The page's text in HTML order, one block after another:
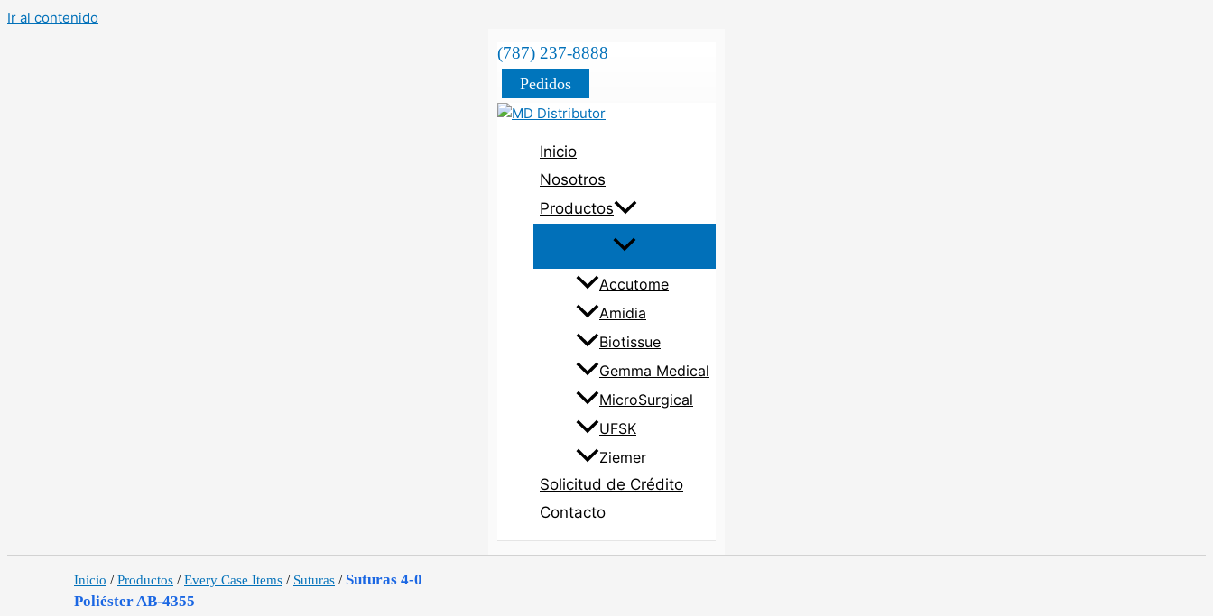
Ir al contenido
(787) 237-8888
Pedidos
Inicio
Nosotros
Productos
Accutome
Amidia
Biotissue
Gemma Medical
MicroSurgical
UFSK
Ziemer
Solicitud de Crédito
Contacto
Inicio / Productos / Every Case Items / Suturas / Suturas 4-0
Poliéster AB-4355